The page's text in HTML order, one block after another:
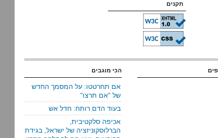
תקנים
הכי מוגבים
אם תחרטטו: על המסמך החדש
של "אם תרצו"
בעוד הדם רותח: חדל אש
אכיפה סלקטיבית,
הברלוסקוניזציה של ישראל, בגידת